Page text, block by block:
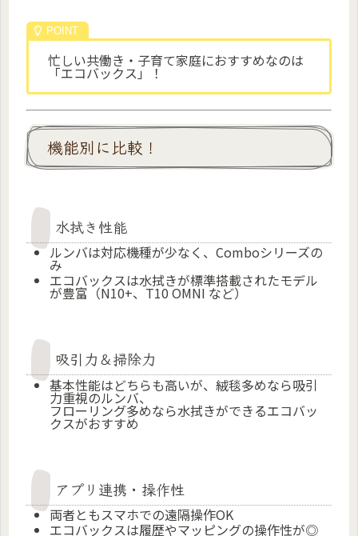
忙しい共働き・子育て家庭におすすめなのは
「エコバックス」！
機能別に比較！
水拭き性能
ルンバは対応機種が少なく、Comboシリーズの
み
エコバックスは水拭きが標準搭載されたモデル
が豊富（N10+、T10 OMNI など）
吸引力＆掃除力
基本性能はどちらも高いが、絨毯多めなら吸引
力重視のルンバ、
フローリング多めなら水拭きができるエコバッ
クスがおすすめ
アプリ連携・操作性
両者ともスマホでの遠隔操作OK
エコバックスは履歴やマッピングの操作性が◎